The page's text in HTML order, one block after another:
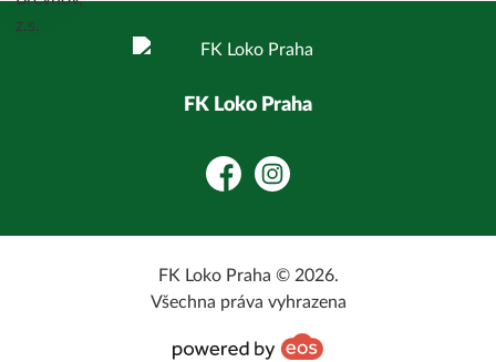
FK Loko Praha
FacebookInstagram
FK Loko Praha © 2026.
Všechna práva vyhrazena